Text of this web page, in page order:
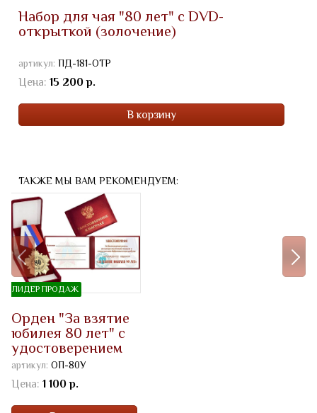
Набор для чая "80 лет" с DVD-
открыткой (золочение)
артикул: ПД-181-ОТР
Цена: 15 200 р.
В корзину
ТАКЖЕ МЫ ВАМ РЕКОМЕНДУЕМ:
ЛИДЕР ПРОДАЖ
Орден "За взятие
юбилея 80 лет" с
удостоверением
артикул: ОП-80У
Цена: 1 100 р.